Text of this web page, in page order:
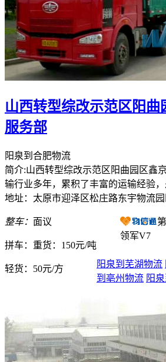
山西转型综改示范区阳曲
服务部
阳泉到合肥物流
简介:山西转型综改示范区阳曲园区鑫
输行业多年，累积了丰富的运输经验
地址：太原市迎泽区松庄路东宇物流
整车： 面议
拼车： 重货：150元/吨
轻货： 50元/方
第
领军V7
阳泉到芜湖物流
到亳州物流 阳